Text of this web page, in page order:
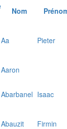
Nom
Aa Pieter
Aaron
Abarbanel Isaac
Abauzit
Firmin